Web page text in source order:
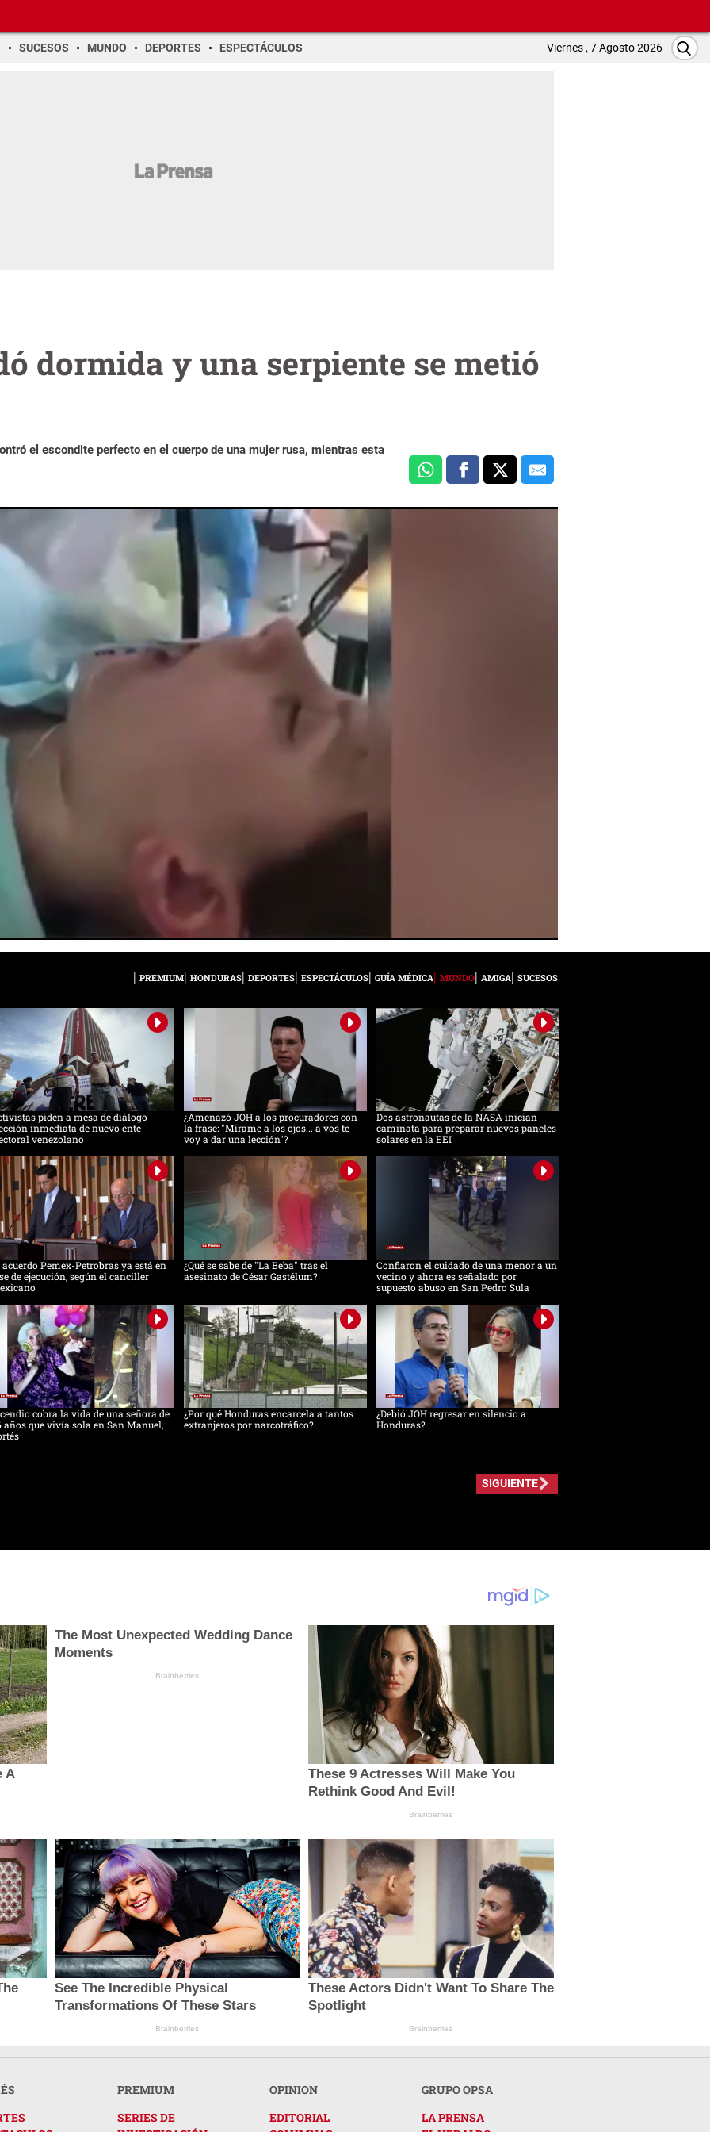
SUCESOS MUNDO DEPORTES ESPECTÁCULOS Viernes , 7 Agosto 2026
dormida y una serpiente se metió
el escondite perfecto en el cuerpo de una mujer rusa, mientras esta
PREMIUM HONDURAS DEPORTES ESPECTÁCULOS GUÍA MÉDICA MUNDO AMIGA SUCESOS
piden a mesa de diálogo
inmediata de nuevo ente
venezolano
¿Amenazó JOH a los procuradores con
la frase: "Mírame a los ojos... a vos te
voy a dar una lección"?
Dos astronautas de la NASA inician
caminata para preparar nuevos paneles
solares en la EEI
acuerdo Pemex-Petrobras ya está en
de ejecución, según el canciller
¿Qué se sabe de "La Beba" tras el
asesinato de César Gastélum?
Confiaron el cuidado de una menor a un
vecino y ahora es señalado por
supuesto abuso en San Pedro Sula
cobra la vida de una señora de
años que vivía sola en San Manuel,
¿Por qué Honduras encarcela a tantos
extranjeros por narcotráfico?
¿Debió JOH regresar en silencio a
Honduras?
SIGUIENTE
A
The Most Unexpected Wedding Dance
Moments
Brainberries
These 9 Actresses Will Make You
Rethink Good And Evil!
Brainberries
See The Incredible Physical
Transformations Of These Stars
Brainberries
These Actors Didn't Want To Share The
Spotlight
Brainberries
PREMIUM
SERIES DE
OPINION
EDITORIAL
GRUPO OPSA
LA PRENSA